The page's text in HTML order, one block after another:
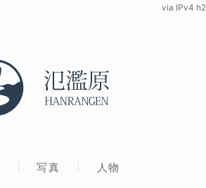
写真 人物
via IPv4 h2